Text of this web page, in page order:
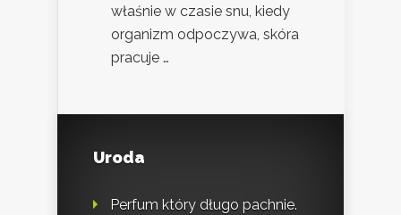
właśnie w czasie snu, kiedy
organizm odpoczywa, skóra
pracuje …
Uroda
Perfum który długo pachnie.